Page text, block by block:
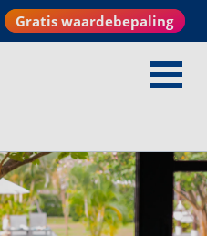
Gratis waardebepaling